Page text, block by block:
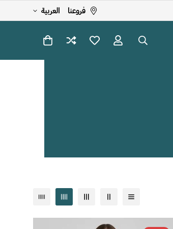
فروعنا العربية